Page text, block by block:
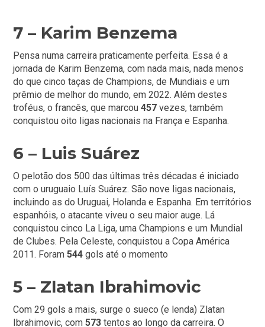
7 – Karim Benzema
Pensa numa carreira praticamente perfeita. Essa é a
jornada de Karim Benzema, com nada mais, nada menos
do que cinco taças de Champions, de Mundiais e um
prêmio de melhor do mundo, em 2022. Além destes
troféus, o francês, que marcou457 vezes, também
conquistou oito ligas nacionais na França e Espanha.
6 – Luis Suárez
O pelotão dos 500 das últimas três décadas é iniciado
com o uruguaio Luís Suárez. São nove ligas nacionais,
incluindo as do Uruguai, Holanda e Espanha. Em territórios
espanhóis, o atacante viveu o seu maior auge. Lá
conquistou cinco La Liga, uma Champions e um Mundial
de Clubes. Pela Celeste, conquistou a Copa América
2011. Foram544 gols até o momento
5 – Zlatan Ibrahimovic
Com 29 gols a mais, surge o sueco (e lenda) Zlatan
Ibrahimovic, com573 tentos ao longo da carreira. O